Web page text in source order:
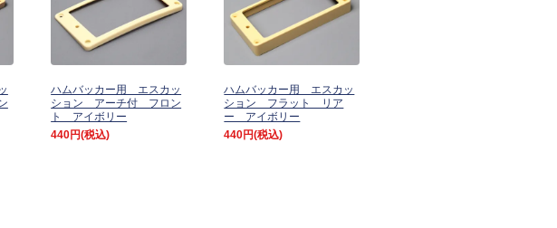
ハムバッカー用 エスカッ
ション アーチ付 フロン
ト アイボリー
440円(税込)
ハムバッカー用 エスカッ
ション フラット リア
ー アイボリー
440円(税込)